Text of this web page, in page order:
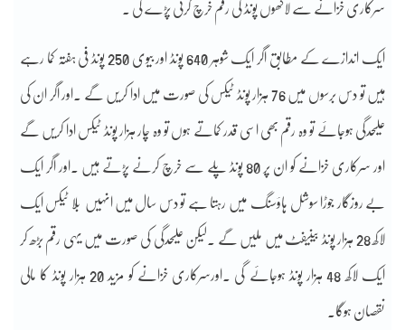
سرکاری خزانے سے لاکھوں پونڈ کی رقم خرچ کرنی پڑے گی ۔
ایک اندازے کے مطابق اگر ایک شوہر 640 پونڈ اور بیوی 250 پونڈ فی ہفتہ کما رہے
ہیں تو دس برسوں میں 76 ہزار پونڈ ٹیکس کی صورت میں ادا کریں گے ۔اور اگر ان کی
علیحدگی ہوجائے تو وہ رقم بھی اسی قدر کماتے ہوں تو وہ چار ہزار پونڈ ٹیکس ادا کریں گے
اور سرکاری خزانے کو ان پر 80 پونڈ پلے سے خرچ کرنے پڑتے ہیں ۔اور اگر ایک
بے روزگار جوڑا سوشل ہاؤسنگ میں رہتا ہے تو دس سال میں انہیں بِلا ٹیکس ایک
لاکھ 28 ہزار پونڈ بینیفٹ میں ملیں گے ۔لیکن علیحدگی کی صورت میں یہی رقم بڑھ کر
ایک لاکھ 48 ہزار پونڈ ہوجائے گی ۔اورسرکاری خزانے کو مزید 20 ہزار پونڈ کا مالی
نقصان ہوگا۔